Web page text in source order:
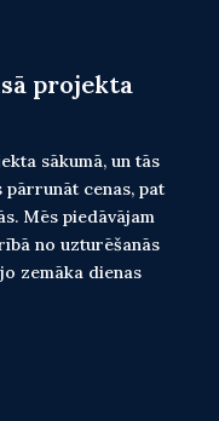
projekta
sākumā, un tās
pārrunāt cenas, pat
Mēs piedāvājam
no uzturēšanās
zemāka dienas